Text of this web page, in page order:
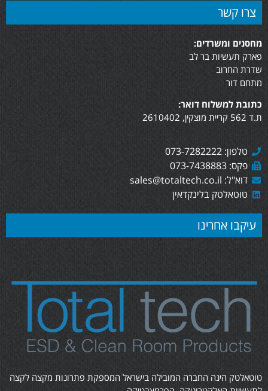
צרו קשר
מחסנים ומשרדים:
פארק תעשיות בר לב
שדרת החרוב
מתחם דור
כתובת למשלוח דואר:
ת.ד 562 קריית מוצקין, 2610402
טלפון: 073-7282222
פקס: 073-7438883
דוא"ל: sales@totaltech.co.il
טוטאלטק בלינקדאין
עיקבו אחרינו
טוטאלטק הינה החברה המובילה בישראל המספקת פתרונות מקצה לקצה